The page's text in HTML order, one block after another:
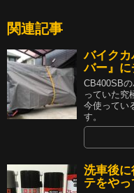
関連記事
バイクカ
バー』
CB400SB
っていた究
今使ってい
す。
洗車後
テをやっ